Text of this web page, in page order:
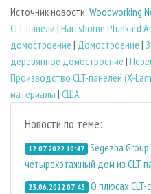
Источник новости: Woodworking
CLT-панели | Hartshorne Plunkard
домостроение | Домостроение |
деревянное домостроение |
Производство CLT-панелей (X-
материалы | США
Новости по теме:
12.07.2022 10:47 Segezha
четырехэтажный дом из CLT-
23.06.2022 07:45 О плюсах CLT-